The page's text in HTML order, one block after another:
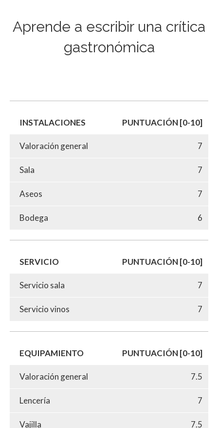
Aprende a escribir una crítica
gastronómica
INSTALACIONES PUNTUACIÓN [0-10]
Valoración general 7
Sala 7
Aseos 7
Bodega 6
SERVICIO PUNTUACIÓN [0-10]
Servicio sala 7
Servicio vinos 7
EQUIPAMIENTO PUNTUACIÓN [0-10]
Valoración general 7.5
Lencería 7
Vajilla 7.5